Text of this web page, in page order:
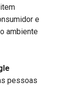
e
ambiente
pessoas